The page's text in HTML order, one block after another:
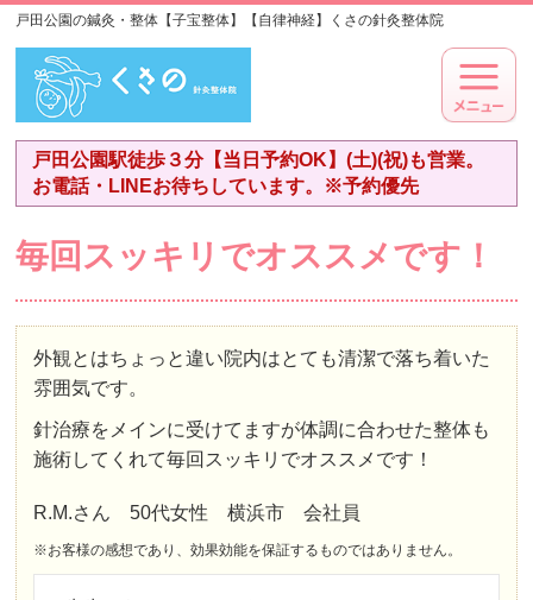
戸田公園の鍼灸・整体【子宝整体】【自律神経】くさの針灸整体院
戸田公園駅徒歩３分【当日予約OK】(土)(祝)も営業。
お電話・LINEお待ちしています。※予約優先
毎回スッキリでオススメです！
外観とはちょっと違い院内はとても清潔で落ち着いた
雰囲気です。
針治療をメインに受けてますが体調に合わせた整体も
施術してくれて毎回スッキリでオススメです！
R.M.さん 50代女性 横浜市 会社員
※お客様の感想であり、効果効能を保証するものではありません。